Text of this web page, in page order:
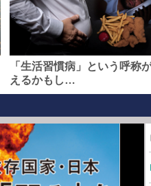
「生活習慣病」という呼称
えるかもし…